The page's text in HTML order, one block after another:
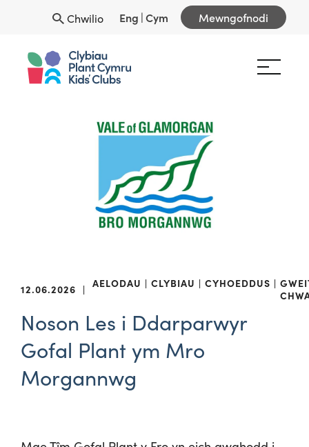
Chwilio Eng |Cym Mewngofnodi
12.06.2026 | AELODAU CLYBIAU CYHOEDDUS
Noson Les i Ddarparwyr
Gofal Plant ym Mro
Morgannwg